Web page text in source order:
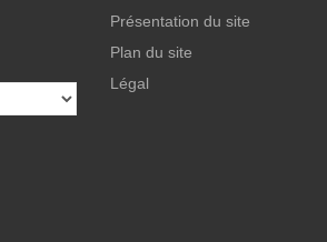
Présentation du site
Plan du site
Légal